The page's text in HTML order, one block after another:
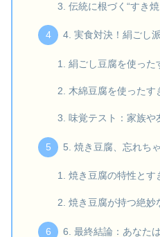
伝統に根づく“すき
4. 実食対決！絹ごし
絹ごし豆腐を使った
木綿豆腐を使ったす
味覚テスト：家族や
5. 焼き豆腐、忘れち
焼き豆腐の特性とす
焼き豆腐が持つ絶妙
6. 最終結論：あなた